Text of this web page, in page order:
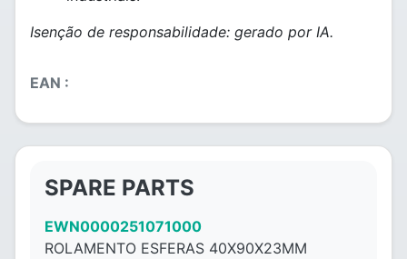
Isenção de responsabilidade: gerado por IA.
EAN :
SPARE PARTS
EWN0000251071000
ROLAMENTO ESFERAS 40X90X23MM